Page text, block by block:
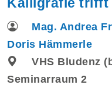
Mag. Andrea
Doris Hämmerle
VHS Bludenz
Seminarraum 2